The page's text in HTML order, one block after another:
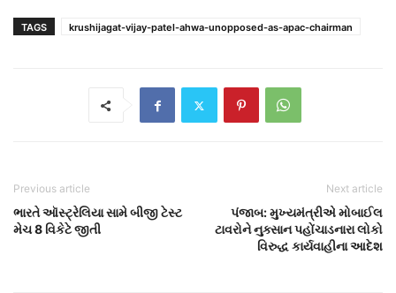
TAGS krushijagat-vijay-patel-ahwa-unopposed-as-apac-chairman
Previous article
ભારતે ઑસ્ટ્રેલિયા સામે બીજી ટેસ્ટ
મેચ 8 વિકેટે જીતી
Next article
પંજાબ: મુખ્યમંત્રીએ મોબાઈલ
ટાવરોને નુક્સાન પહોંચાડનારા લોકો
વિરુદ્ધ કાર્યવાહીના આદેશ